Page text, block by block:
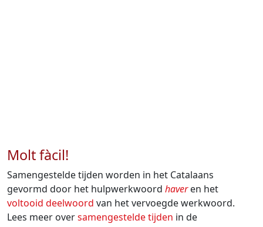
Molt fàcil!
Samengestelde tijden worden in het Catalaans
gevormd door het hulpwerkwoord haveren het
voltooid deelwoord van het vervoegde werkwoord.
Lees meer oversamengestelde tijden in de